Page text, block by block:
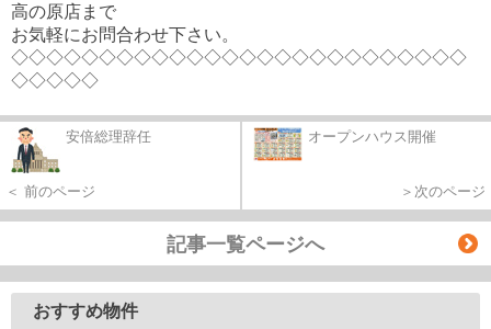
高の原店まで
お気軽にお問合わせ下さい。
◇◇◇◇◇◇◇◇◇◇◇◇◇◇◇◇◇◇◇◇◇◇◇◇◇◇
◇◇◇◇◇
安倍総理辞任
＜ 前のページ
オープンハウス開催
＞次のページ
記事一覧ページへ
おすすめ物件